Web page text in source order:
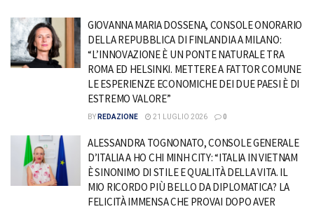
GIOVANNA MARIA DOSSENA, CONSOLE ONORARIO
DELLA REPUBBLICA DI FINLANDIA A MILANO:
“L’INNOVAZIONE È UN PONTE NATURALE TRA
ROMA ED HELSINKI. METTERE A FATTOR COMUNE
LE ESPERIENZE ECONOMICHE DEI DUE PAESI È DI
ESTREMO VALORE”
BY REDAZIONE 21 LUGLIO 2026 0
ALESSANDRA TOGNONATO, CONSOLE GENERALE
D’ITALIA A HO CHI MINH CITY: “ITALIA IN VIETNAM
È SINONIMO DI STILE E QUALITÀ DELLA VITA. IL
MIO RICORDO PIÙ BELLO DA DIPLOMATICA? LA
FELICITÀ IMMENSA CHE PROVAI DOPO AVER